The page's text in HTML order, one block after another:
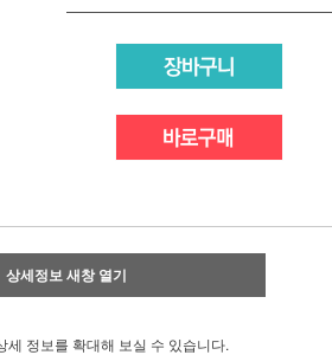
상세정보 새창 열기
세 정보를 확대해 보실 수 있습니다.